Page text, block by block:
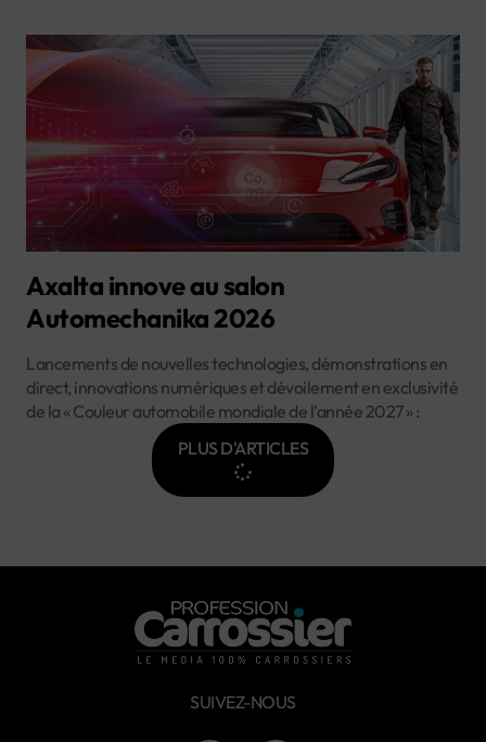
Axalta innove au salon
Automechanika 2026
Lancements de nouvelles technologies, démonstrations en
direct, innovations numériques et dévoilement en exclusivité
de la « Couleur automobile mondiale de l’année 2027 » :
PLUS D'ARTICLES
SUIVEZ-NOUS